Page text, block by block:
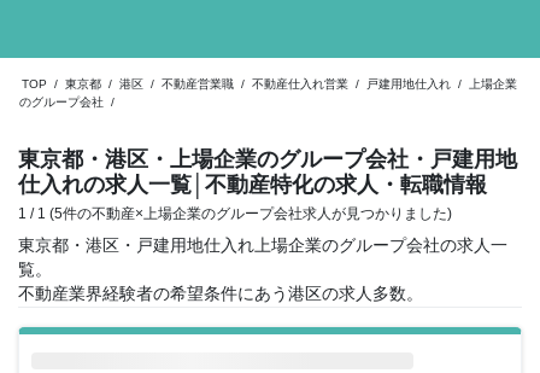
TOP / 東京都 / 港区 / 不動産営業職 / 不動産仕入れ営業 / 戸建用地仕入れ /
上場企業
のグループ会社 /
東京都・港区・上場企業のグループ会社・戸建用地
仕入れの求人一覧 │不動産特化の求人・転職情報
1 / 1 (5件の不動産×上場企業のグループ会社求人が見つかりました)
東京都・港区・戸建用地仕入れ上場企業のグループ会社の求人一
覧。
不動産業界経験者の希望条件にあう港区の求人多数。